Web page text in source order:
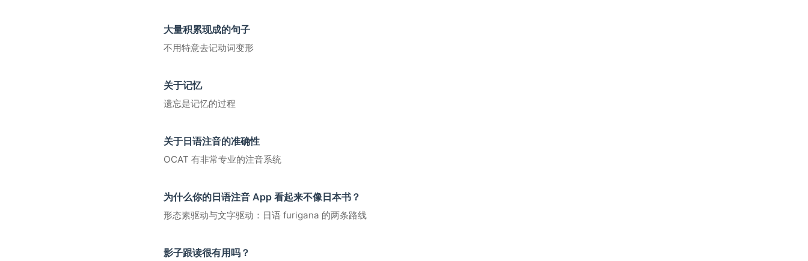
大量积累现成的句子
不用特意去记动词变形
关于记忆
遗忘是记忆的过程
关于日语注音的准确性
OCAT 有非常专业的注音系统
为什么你的日语注音 App 看起来不像日本书？
形态素驱动与文字驱动：日语 furigana 的两条路线
影子跟读很有用吗？